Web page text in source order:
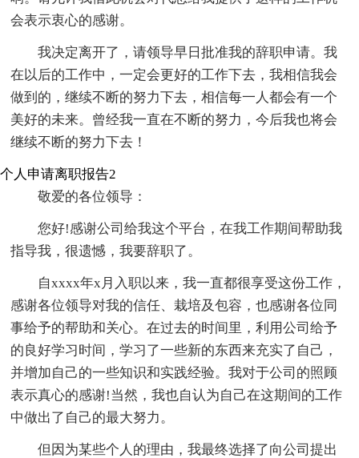
会表示衷心的感谢。
我决定离开了，请领导早日批准我的辞职申请。我
在以后的工作中，一定会更好的工作下去，我相信我会
做到的，继续不断的努力下去，相信每一人都会有一个
美好的未来。曾经我一直在不断的努力，今后我也将会
继续不断的努力下去！
个人申请离职报告2
敬爱的各位领导：
您好!感谢公司给我这个平台，在我工作期间帮助我
指导我，很遗憾，我要辞职了。
自xxxx年x月入职以来，我一直都很享受这份工作，
感谢各位领导对我的信任、栽培及包容，也感谢各位同
事给予的帮助和关心。在过去的时间里，利用公司给予
的良好学习时间，学习了一些新的东西来充实了自己，
并增加自己的一些知识和实践经验。我对于公司的照顾
表示真心的感谢!当然，我也自认为自己在这期间的工作
中做出了自己的最大努力。
但因为某些个人的理由，我最终选择了向公司提出